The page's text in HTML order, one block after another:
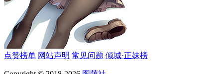
点赞榜单 网站声明 常见问题 倾城·正妹榜